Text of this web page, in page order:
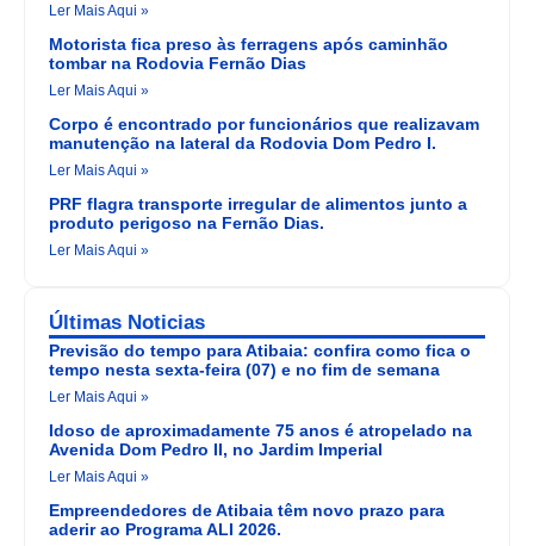
Ler Mais Aqui »
Motorista fica preso às ferragens após caminhão
tombar na Rodovia Fernão Dias
Ler Mais Aqui »
Corpo é encontrado por funcionários que realizavam
manutenção na lateral da Rodovia Dom Pedro I.
Ler Mais Aqui »
PRF flagra transporte irregular de alimentos junto a
produto perigoso na Fernão Dias.
Ler Mais Aqui »
Últimas Noticias
Previsão do tempo para Atibaia: confira como fica o
tempo nesta sexta-feira (07) e no fim de semana
Ler Mais Aqui »
Idoso de aproximadamente 75 anos é atropelado na
Avenida Dom Pedro II, no Jardim Imperial
Ler Mais Aqui »
Empreendedores de Atibaia têm novo prazo para
aderir ao Programa ALI 2026.